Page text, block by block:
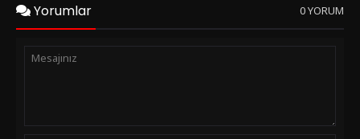
Yorumlar 0 YORUM